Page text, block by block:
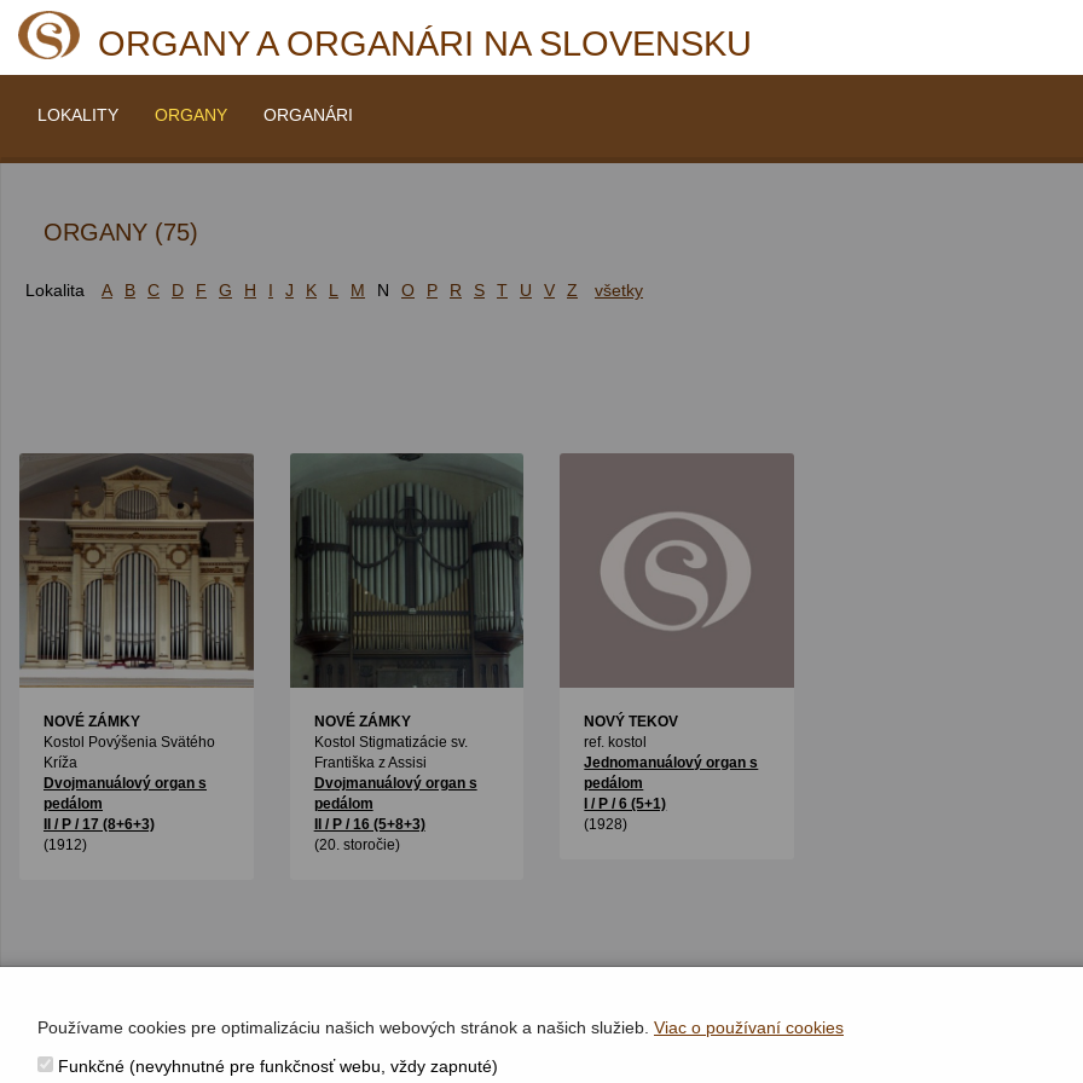
ORGANY A ORGANÁRI NA SLOVENSKU
LOKALITY ORGANY ORGANÁRI
ORGANY (75)
Lokalita A B C D F G H I J K L M N O P R S T U V Z všetky
NOVÉ ZÁMKY
Kostol Povýšenia Svätého
Kríža
Dvojmanuálový organ s
pedálom
II / P / 17 (8+6+3)
(1912)
NOVÉ ZÁMKY
Kostol Stigmatizácie sv.
Františka z Assisi
Dvojmanuálový organ s
pedálom
II / P / 16 (5+8+3)
(20. storočie)
NOVÝ TEKOV
ref. kostol
Jednomanuálový organ s
pedálom
I / P / 6 (5+1)
(1928)
Používame cookies pre optimalizáciu našich webových stránok a našich služieb. Viac o používaní cookies
Funkčné (nevyhnutné pre funkčnosť webu, vždy zapnuté)